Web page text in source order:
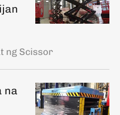
ng Scissor
na